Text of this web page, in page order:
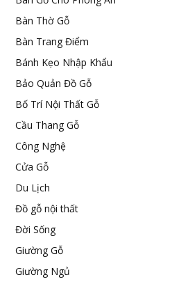
Bàn Thờ Gỗ
Bàn Trang Điểm
Bánh Kẹo Nhập Khẩu
Bảo Quản Đồ Gỗ
Bố Trí Nội Thất Gỗ
Cầu Thang Gỗ
Công Nghệ
Cửa Gỗ
Du Lịch
Đồ gỗ nội thất
Đời Sống
Giường Gỗ
Giường Ngủ